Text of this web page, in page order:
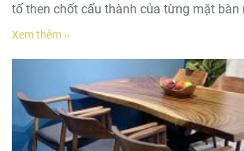
tố then chốt cấu thành của từng mặt bàn
Xem thêm ››